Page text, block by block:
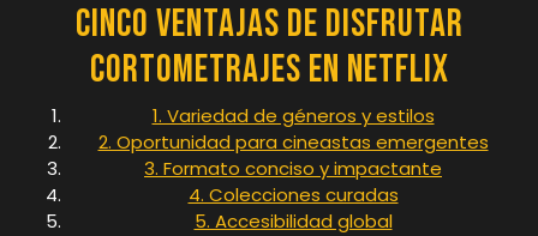
Cinco Ventajas de Disfrutar
Cortometrajes en Netflix
1. Variedad de géneros y estilos
2. Oportunidad para cineastas emergentes
3. Formato conciso y impactante
4. Colecciones curadas
5. Accesibilidad global